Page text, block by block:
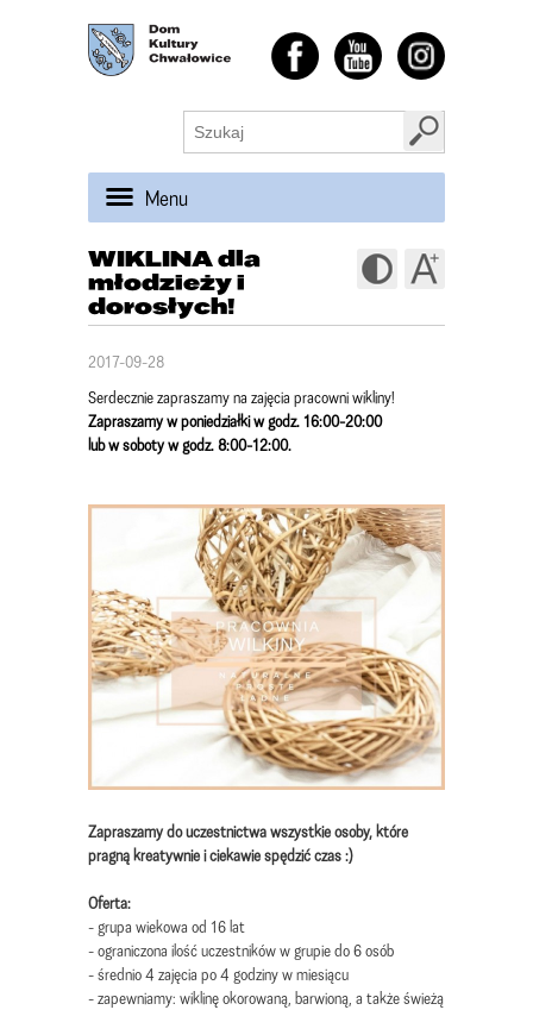
Menu
WIKLINA dla
młodzieży i
dorosłych!
2017-09-28
Serdecznie zapraszamy na zajęcia pracowni wikliny!
Zapraszamy w poniedziałki w godz. 16:00-20:00
lub w soboty w godz. 8:00-12:00.
Zapraszamy do uczestnictwa wszystkie osoby, które
pragną kreatywnie i ciekawie spędzić czas :)
Oferta:
- grupa wiekowa od 16 lat
- ograniczona ilość uczestników w grupie do 6 osób
- średnio 4 zajęcia po 4 godziny w miesiącu
- zapewniamy: wiklinę okorowaną, barwioną, a także świeżą